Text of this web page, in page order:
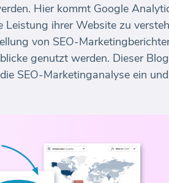
Hier kommt Google
Leistung ihrer Website zu
von SEO-
genutzt werden. Dieser
SEO-Marketinganalyse ein